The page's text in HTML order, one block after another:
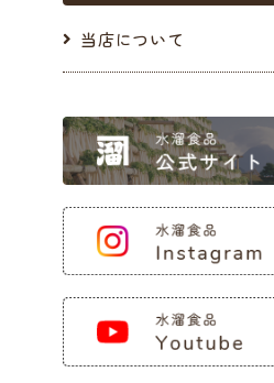
当店について